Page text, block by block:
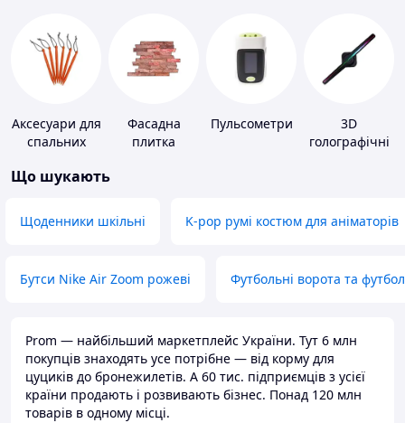
Аксесуари для
спальних
карематів та
Фасадна
плитка
Пульсометри
3D
голографічні
Що шукають
Щоденники шкільні K-pop румі костюм для аніматорів
Бутси Nike Air Zoom рожеві Футбольні ворота та
Prom — найбільший маркетплейс України. Тут 6 млн
покупців знаходять усе потрібне — від корму для
цуциків до бронежилетів. А 60 тис. підприємців з усієї
країни продають і розвивають бізнес. Понад 120 млн
товарів в одному місці.